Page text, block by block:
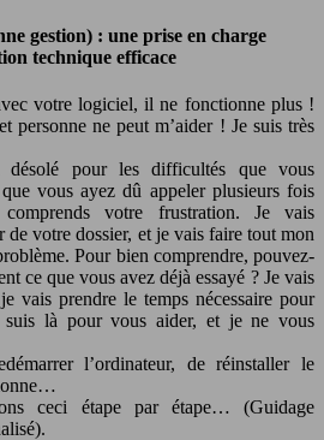
gestion) : une prise en charge
technique efficace
votre logiciel, il ne fonctionne plus !
personne ne peut m’aider ! Je suis très
désolé pour les difficultés que vous
vous ayez dû appeler plusieurs fois
votre frustration. Je vais
de votre dossier, et je vais faire tout mon
Pour bien comprendre, pouvez-
ce que vous avez déjà essayé ? Je vais
vais prendre le temps nécessaire pour
suis là pour vous aider, et je ne vous
l’ordinateur, de réinstaller le
ceci étape par étape… (Guidage